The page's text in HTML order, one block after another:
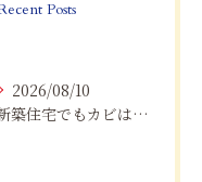
Posts
2026/08/10
新築住宅でもカビは発生する？愛知県で知っておきたい原因と対策